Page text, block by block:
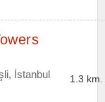
İstanbul
1.3 km.